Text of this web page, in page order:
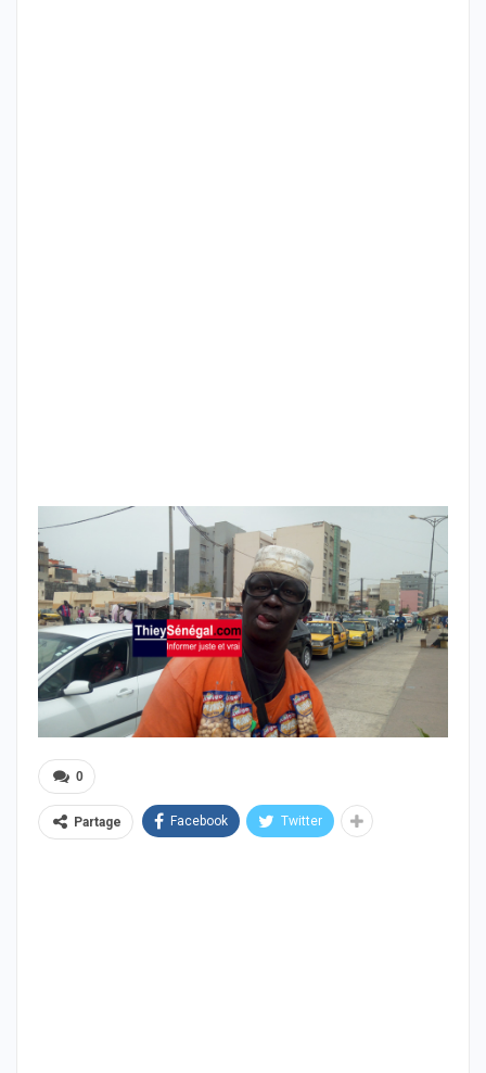
0
Partage Facebook Twitter